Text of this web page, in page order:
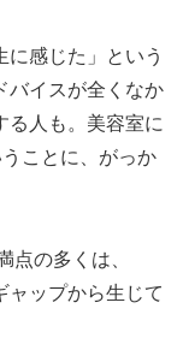
に感じた」という
バイスが全くなか
る人も。美容室に
ことに、がっか
点の多くは、
ャップから生じて